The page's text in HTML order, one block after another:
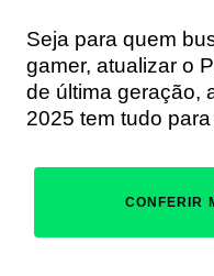
Seja para quem
gamer, atualizar o
de última geração,
2025 tem tudo
CONFERIR